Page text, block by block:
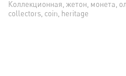
Коллекционная, жетон, монета,
collectors, coin, heritage